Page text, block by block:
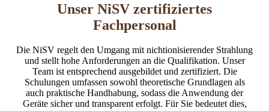
Unser NiSV zertifiziertes
Fachpersonal
Die NiSV regelt den Umgang mit nichtionisierender Strahlung
und stellt hohe Anforderungen an die Qualifikation. Unser
Team ist entsprechend ausgebildet und zertifiziert. Die
Schulungen umfassen sowohl theoretische Grundlagen als
auch praktische Handhabung, sodass die Anwendung der
Geräte sicher und transparent erfolgt. Für Sie bedeutet dies,